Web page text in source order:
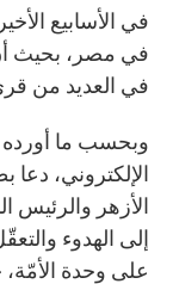
في الأسابيع
في مصر، بحيث
في العديد من
الإلكتروني،
الأزهر والرئيس
إلى الهدوء
على وحدة الأمّة،